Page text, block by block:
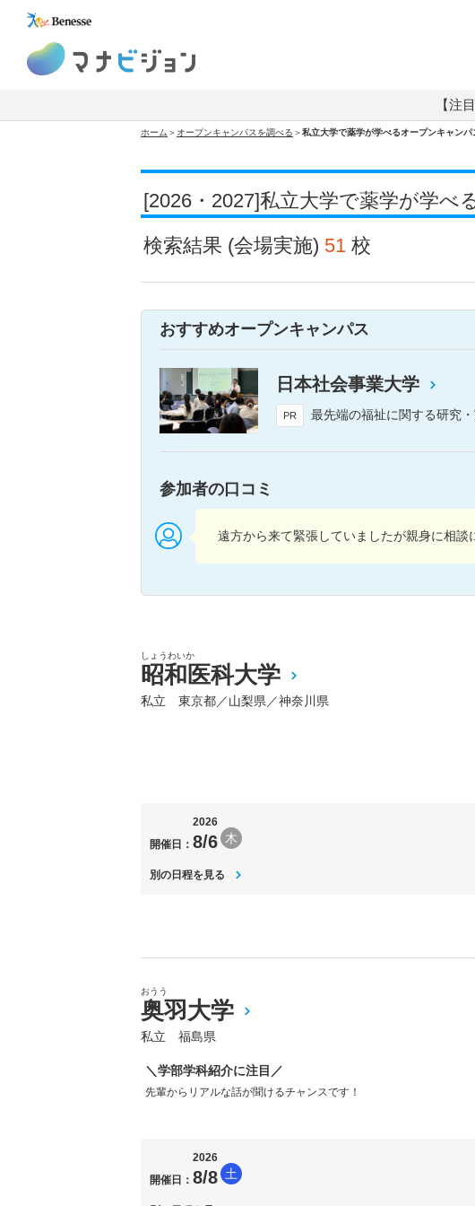
【注
ホーム ＞ オープンキャンパスを調べる ＞私立大学で薬学が学べるオープンキャンパ
[2026・2027]私立大学で薬学が学べ
検索結果 (会場実施) 51 校
おすすめオープンキャンパス
日本社会事業大学
PR 最先端の福祉に関する研究・実践活動を行う教授陣による講
参加者の口コミ
遠方から来て緊張していましたが親身に相談
しょうわいか
昭和医科大学
私立 東京都／山梨県／神奈川県
開催日：
2026
8/6 木
別の日程を見る
おうう
奥羽大学
私立 福島県
＼学部学科紹介に注目／
先輩からリアルな話が聞けるチャンスです！
開催日：
2026
8/8 土